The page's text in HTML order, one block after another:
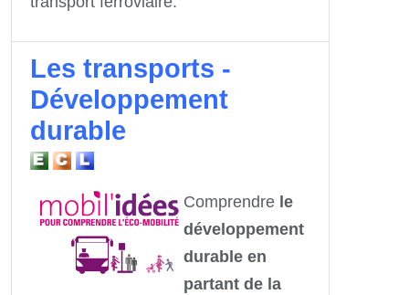
Les transports -
Développement
durable
Comprendre le
développement
durable en
partant de la